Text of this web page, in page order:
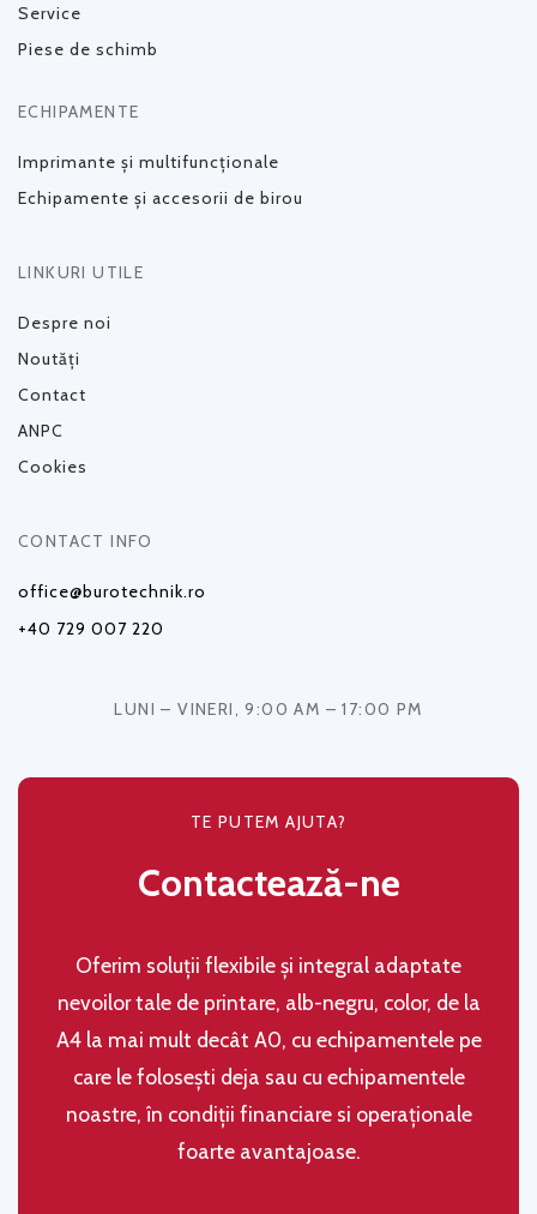
Service
Piese de schimb
ECHIPAMENTE
Imprimante și multifuncționale
Echipamente și accesorii de birou
LINKURI UTILE
Despre noi
Noutăți
Contact
ANPC
Cookies
CONTACT INFO
office@burotechnik.ro
+40 729 007 220
LUNI – VINERI, 9:00 AM – 17:00 PM
TE PUTEM AJUTA?
Contactează-ne
Oferim soluţii flexibile şi integral adaptate
nevoilor tale de printare, alb-negru, color, de la
A4 la mai mult decât A0, cu echipamentele pe
care le folosești deja sau cu echipamentele
noastre, în condiţii financiare si operaţionale
foarte avantajoase.